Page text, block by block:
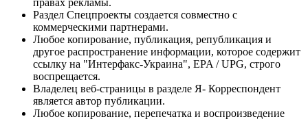
Раздел Спецпроекты создается совместно с
коммерческими партнерами.
Любое копирование, публикация, републикация и
другое распространение информации, которое содержит
ссылку на "Интерфакс-Украина", EPA / UPG, строго
воспрещается.
Владелец веб-страницы в разделе Я- Корреспондент
является автор публикации.
Любое копирование, перепечатка и воспроизведение